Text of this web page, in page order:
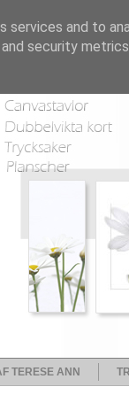
TERESE ANN
and to
security